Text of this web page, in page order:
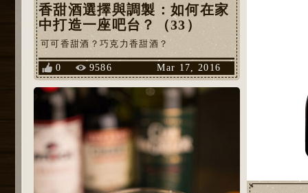
香甜酒選擇與調製：如何在家
中打造一座吧台？（33）
可可香甜酒？巧克力香甜酒？
0 9586 Mar 17, 2016